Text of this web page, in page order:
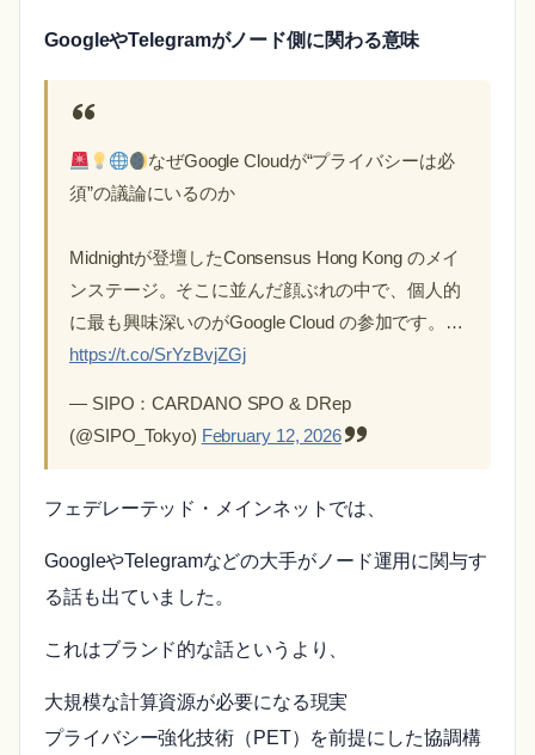
GoogleやTelegramがノード側に関わる意味
なぜGoogle Cloudが“プライバシーは必
須”の議論にいるのか
Midnightが登壇したConsensus Hong Kong のメイ
ンステージ。そこに並んだ顔ぶれの中で、個人的
に最も興味深いのがGoogle Cloud の参加です。…
https://t.co/SrYzBvjZGj
— SIPO：CARDANO SPO & DRep
(@SIPO_Tokyo) February 12, 2026
フェデレーテッド・メインネットでは、
GoogleやTelegramなどの大手がノード運用に関与す
る話も出ていました。
これはブランド的な話というより、
大規模な計算資源が必要になる現実
プライバシー強化技術（PET）を前提にした協調構